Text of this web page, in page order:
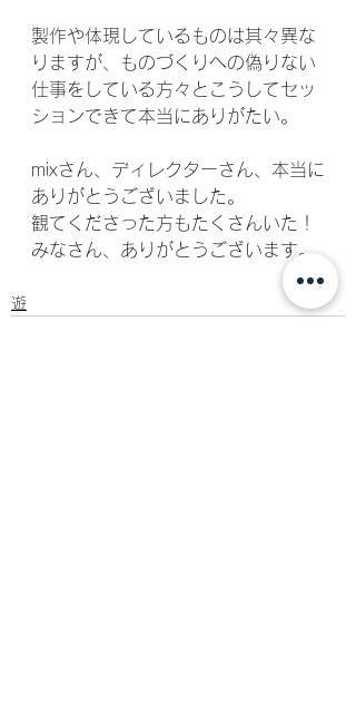
製作や体現しているものは其々異な
りますが、ものづくりへの偽りない
仕事をしている方々とこうしてセッ
ションできて本当にありがたい。
mixさん、ディレクターさん、本当に
ありがとうございました。
観てくださった方もたくさんいた！
みなさん、ありがとうございます。
遊